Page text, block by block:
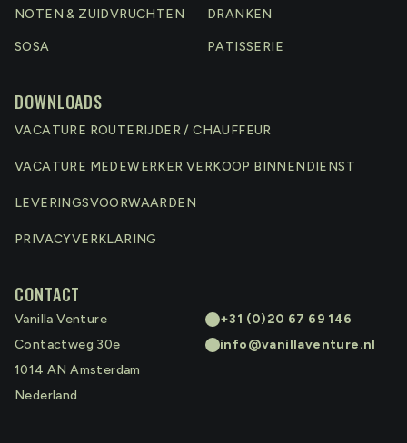
NOTEN & ZUIDVRUCHTEN DRANKEN
SOSA PATISSERIE
DOWNLOADS
VACATURE ROUTERIJDER / CHAUFFEUR
VACATURE MEDEWERKER VERKOOP BINNENDIENST
LEVERINGSVOORWAARDEN
PRIVACYVERKLARING
CONTACT
Vanilla Venture
Contactweg 30e
1014 AN Amsterdam
Nederland
+31 (0)20 67 69 146
info@vanillaventure.nl